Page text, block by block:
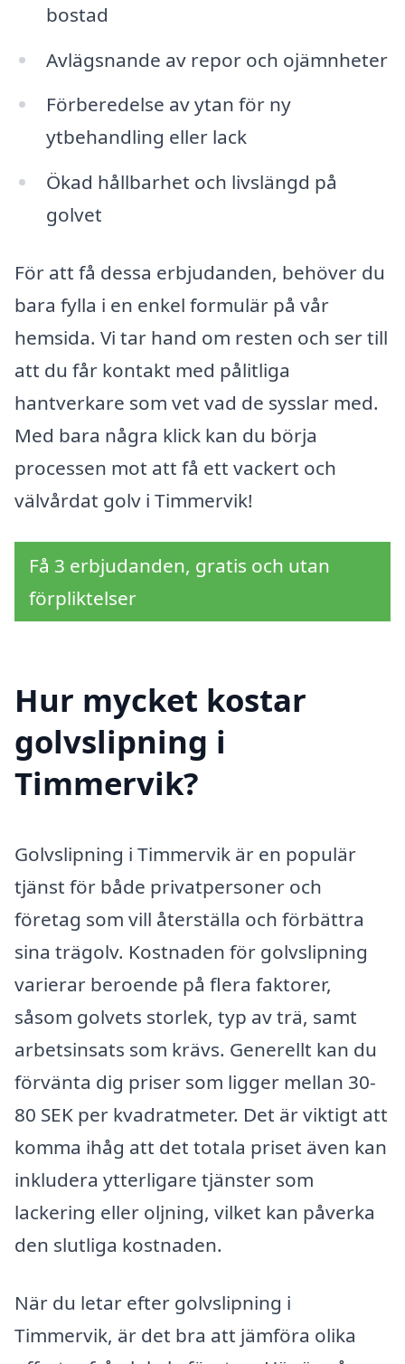
bostad
Avlägsnande av repor och ojämnheter
Förberedelse av ytan för ny
ytbehandling eller lack
Ökad hållbarhet och livslängd på
golvet
För att få dessa erbjudanden, behöver du
bara fylla i en enkel formulär på vår
hemsida. Vi tar hand om resten och ser till
att du får kontakt med pålitliga
hantverkare som vet vad de sysslar med.
Med bara några klick kan du börja
processen mot att få ett vackert och
välvårdat golv i Timmervik!
Få 3 erbjudanden, gratis och utan
förpliktelser
Hur mycket kostar
golvslipning i
Timmervik?
Golvslipning i Timmervik är en populär
tjänst för både privatpersoner och
företag som vill återställa och förbättra
sina trägolv. Kostnaden för golvslipning
varierar beroende på flera faktorer,
såsom golvets storlek, typ av trä, samt
arbetsinsats som krävs. Generellt kan du
förvänta dig priser som ligger mellan 30-
80 SEK per kvadratmeter. Det är viktigt att
komma ihåg att det totala priset även kan
inkludera ytterligare tjänster som
lackering eller oljning, vilket kan påverka
den slutliga kostnaden.
När du letar efter golvslipning i
Timmervik, är det bra att jämföra olika